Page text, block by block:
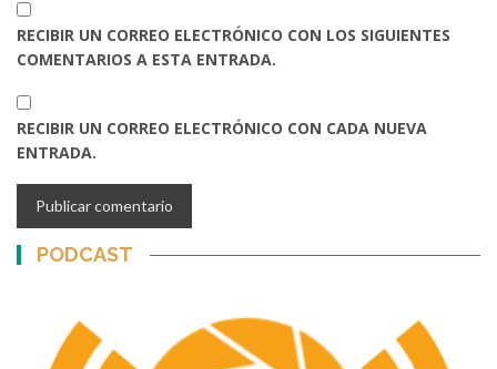
RECIBIR UN CORREO ELECTRÓNICO CON LOS SIGUIENTES
COMENTARIOS A ESTA ENTRADA.
RECIBIR UN CORREO ELECTRÓNICO CON CADA NUEVA
ENTRADA.
PODCAST